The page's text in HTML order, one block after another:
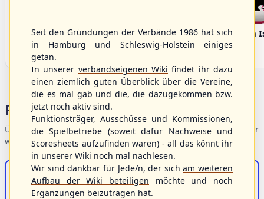
Bargenstedt
Beavers
Elmshorn Alligators Fehmarn
Portalbereiche
Übersicht der Verbandsbereiche – wählen Sie einen Einstieg für
weiterführende Informationen.
S/HBV-Shop
Der Onlineshop des S/HBV
Seit den Gründungen der Verbände 1986 hat sich
in Hamburg und Schleswig-Holstein einiges
getan.
In unserer verbandseigenen Wiki findet ihr dazu
einen ziemlich guten Überblick über die Vereine,
die es mal gab und die, die dazugekommen bzw.
jetzt noch aktiv sind.
Funktionsträger, Ausschüsse und Kommissionen,
die Spielbetriebe (soweit dafür Nachweise und
Scoresheets aufzufinden waren) - all das könnt ihr
in unserer Wiki noch mal nachlesen.
Wir sind dankbar für Jede/n, der sicham weiteren
Aufbau der Wiki beteiligen möchte und noch
Ergänzungen beizutragen hat.